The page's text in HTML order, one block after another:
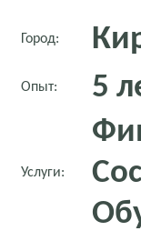
Город:
Опыт: 5
Услуги: